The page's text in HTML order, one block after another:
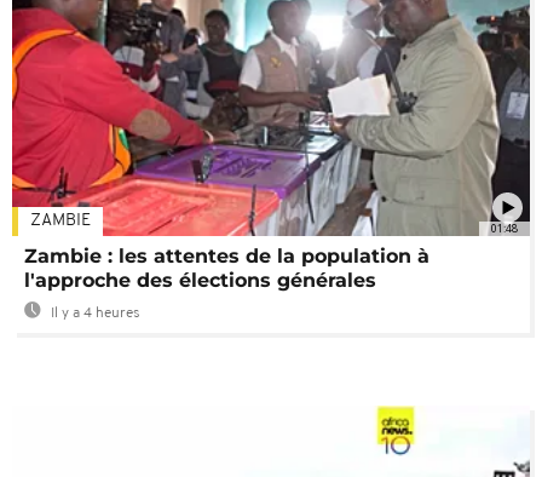
01:48
ZAMBIE
Zambie : les attentes de la population à
l'approche des élections générales
Il y a 4 heures